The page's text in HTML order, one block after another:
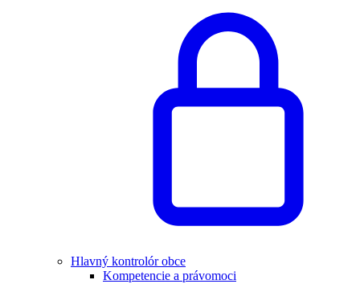
Hlavný kontrolór obce
Kompetencie a právomoci